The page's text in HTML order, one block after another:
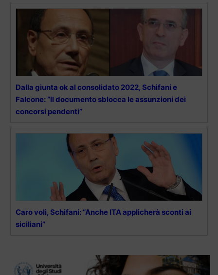
Dalla giunta ok al consolidato 2022, Schifani e
Falcone: “Il documento sblocca le assunzioni dei
concorsi pendenti”
Caro voli, Schifani: “Anche ITA applicherà sconti ai
siciliani”